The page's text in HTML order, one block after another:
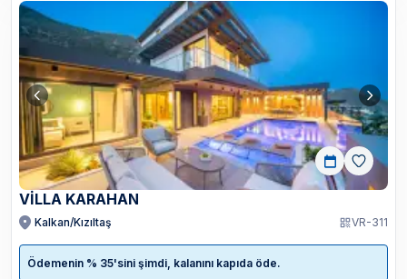
VILLA KARAHAN
Kalkan/Kızıltaş VR-311
Ödemenin % 35'sini şimdi, kalanını kapıda öde.